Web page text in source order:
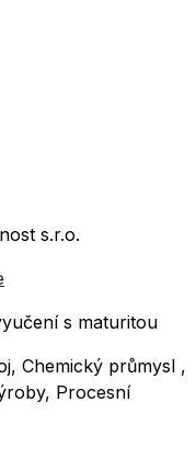
s.r.o.
s maturitou
Chemický průmysl ,
Procesní